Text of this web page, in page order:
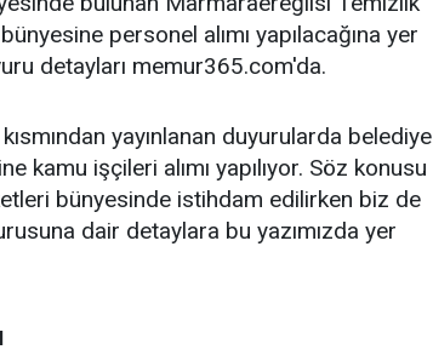
personel alımı yapılacağına yer
detayları memur365.com'da.
yayınlanan duyurularda belediye
kamu işçileri alımı yapılıyor. Söz konusu
bünyesinde istihdam edilirken biz de
dair detaylara bu yazımızda yer